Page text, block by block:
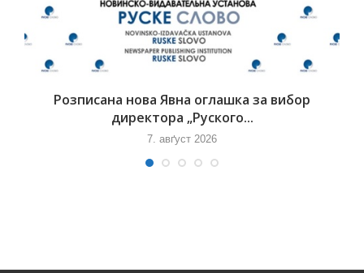
Розписана нова Явна оглашка за вибор
директора „Руского...
7. авґуст 2026